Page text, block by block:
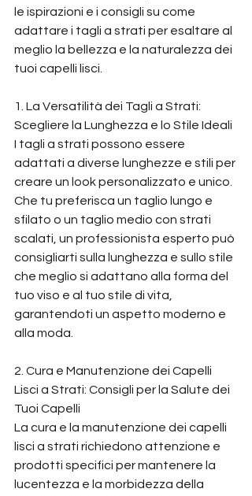
le ispirazioni e i consigli su come
adattare i tagli a strati per esaltare al
meglio la bellezza e la naturalezza dei
tuoi capelli lisci.
1. La Versatilità dei Tagli a Strati:
Scegliere la Lunghezza e lo Stile Ideali
I tagli a strati possono essere
adattati a diverse lunghezze e stili per
creare un look personalizzato e unico.
Che tu preferisca un taglio lungo e
sfilato o un taglio medio con strati
scalati, un professionista esperto può
consigliarti sulla lunghezza e sullo stile
che meglio si adattano alla forma del
tuo viso e al tuo stile di vita,
garantendoti un aspetto moderno e
alla moda.
2. Cura e Manutenzione dei Capelli
Lisci a Strati: Consigli per la Salute dei
Tuoi Capelli
La cura e la manutenzione dei capelli
lisci a strati richiedono attenzione e
prodotti specifici per mantenere la
lucentezza e la morbidezza della